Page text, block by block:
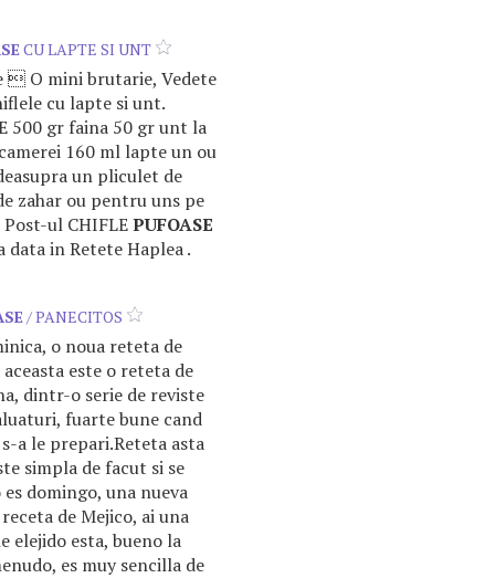
CU LAPTE SI UNT
 O mini brutarie, Vedete
cu lapte si unt.
500 gr faina 50 gr unt la
160 ml lapte un ou
un pliculet de
zahar ou pentru uns pe
Post-ul CHIFLEPUFOASE
data in Retete Haplea .
/ PANECITOS
o noua reteta de
este o reteta de
dintr-o serie de reviste
fuarte bune cand
a le prepari.Reteta asta
simpla de facut si se
domingo, una nueva
de Mejico, ai una
elejido esta, bueno la
es muy sencilla de